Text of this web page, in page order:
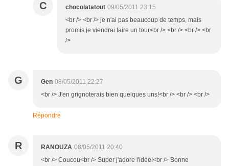
C chocolatatout 09/05/2011 23:15
<br /> <br /> je n'ai pas beaucoup de temps, mais
promis je viendrai faire un tour<br /> <br /> <br /> <br
/>
G Gen 08/05/2011 22:27
<br /> J'en grignoterais bien quelques uns!<br /> <br /> <br />
Répondre
R RANOUZA 08/05/2011 20:40
<br /> Coucou<br /> Super j'adore l'idée!<br /> Bonne